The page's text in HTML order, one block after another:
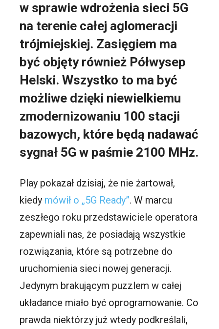
w sprawie wdrożenia sieci 5G
na terenie całej aglomeracji
trójmiejskiej. Zasięgiem ma
być objęty również Półwysep
Helski. Wszystko to ma być
możliwe dzięki niewielkiemu
zmodernizowaniu 100 stacji
bazowych, które będą nadawać
sygnał 5G w paśmie 2100 MHz.
Play pokazał dzisiaj, że nie żartował,
kiedy mówił o „5G Ready”. W marcu
zeszłego roku przedstawiciele operatora
zapewniali nas, że posiadają wszystkie
rozwiązania, które są potrzebne do
uruchomienia sieci nowej generacji.
Jedynym brakującym puzzlem w całej
układance miało być oprogramowanie. Co
prawda niektórzy już wtedy podkreślali,